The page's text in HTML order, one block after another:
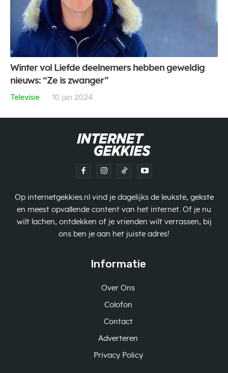
Winter vol Liefde deelnemers hebben geweldig
nieuws: “Ze is zwanger”
Televisie
10 jan 2024
Op internetgekkies.nl vind je dagelijks de leukste, gekste
en meest opvallende content van het internet. Of je nu
wilt lachen, ontdekken of je vrienden wilt verrassen, bij
ons ben je aan het juiste adres!
Informatie
Over Ons
Colofon
Contact
Adverteren
Privacy Policy